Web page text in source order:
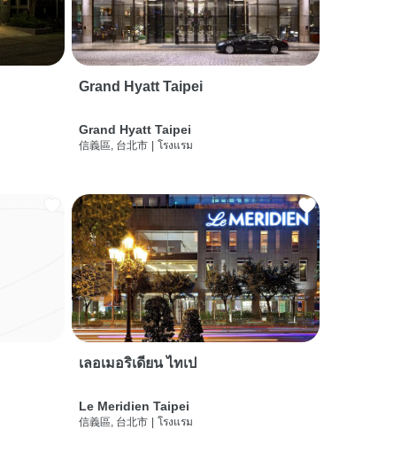
Grand Hyatt Taipei
Grand Hyatt Taipei
信義區, 台北市 โรงแรม
เลอเมอริเดียน ไทเป
Le Meridien Taipei
信義區, 台北市 | โรงแรม